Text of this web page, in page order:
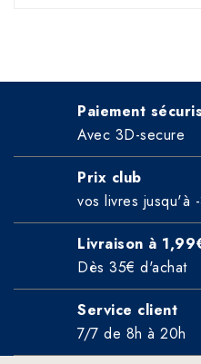
Paiement
Avec 3D-secure
Prix club
vos livres jusqu'à
Livraison à
Dès 35€ d'achat
Service client
7/7 de 8h à 20h